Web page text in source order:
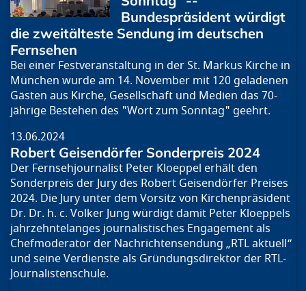
Bundespräsident würdigt
die zweitälteste Sendung im deutschen
Fernsehen
Bei einer Festveranstaltung in der St. Markus Kirche in
München wurde am 14. November mit 120 geladenen
Gästen aus Kirche, Gesellschaft und Medien das 70-
jährige Bestehen des "Wort zum Sonntag" geehrt.
13.06.2024
Robert Geisendörfer Sonderpreis 2024
Der Fernsehjournalist Peter Kloeppel erhält den
Sonderpreis der Jury des Robert Geisendörfer Preises
2024. Die Jury unter dem Vorsitz von Kirchenpräsident
Dr. Dr. h. c. Volker Jung würdigt damit Peter Kloeppels
jahrzehntelanges journalistisches Engagement als
Chefmoderator der Nachrichtensendung „RTL aktuell“
und seine Verdienste als Gründungsdirektor der RTL-
Journalistenschule.